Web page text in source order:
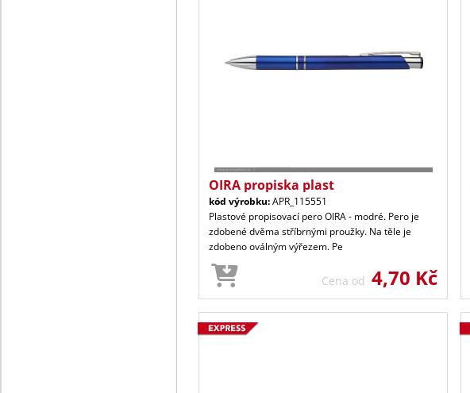
OIRA propiska plast
kód výrobku:APR_115551
Plastové propisovací pero OIRA - modré. Pero je
zdobené dvěma stříbrnými proužky. Na těle je
zdobeno oválným výřezem. Pe
Cena od 4,70 Kč